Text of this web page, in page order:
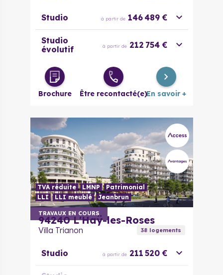
Studio à partir de 146 489 €
Studio
évolutif
à partir de 212 754 €
Brochure Être recontacté(e)En savoir +
TRAVAUX EN COURS
TVA réduite LMNP
Patrimonial
LLI
LLI meublé Jeanbrun
94240 L'Haÿ-les-Roses
Villa Trianon 38logements
Studio à partir de 211 520 €